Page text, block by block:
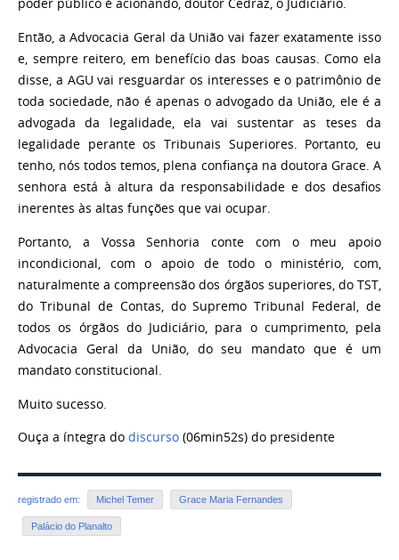
poder público é acionando, doutor Cedraz, o Judiciário.
Então, a Advocacia Geral da União vai fazer exatamente isso
e, sempre reitero, em benefício das boas causas. Como ela
disse, a AGU vai resguardar os interesses e o patrimônio de
toda sociedade, não é apenas o advogado da União, ele é a
advogada da legalidade, ela vai sustentar as teses da
legalidade perante os Tribunais Superiores. Portanto, eu
tenho, nós todos temos, plena confiança na doutora Grace. A
senhora está à altura da responsabilidade e dos desafios
inerentes às altas funções que vai ocupar.
Portanto, a Vossa Senhoria conte com o meu apoio
incondicional, com o apoio de todo o ministério, com,
naturalmente a compreensão dos órgãos superiores, do TST,
do Tribunal de Contas, do Supremo Tribunal Federal, de
todos os órgãos do Judiciário, para o cumprimento, pela
Advocacia Geral da União, do seu mandato que é um
mandato constitucional.
Muito sucesso.
Ouça a íntegra do discurso (06min52s) do presidente
registrado em: Michel Temer Grace Maria Fernandes
Palácio do Planalto